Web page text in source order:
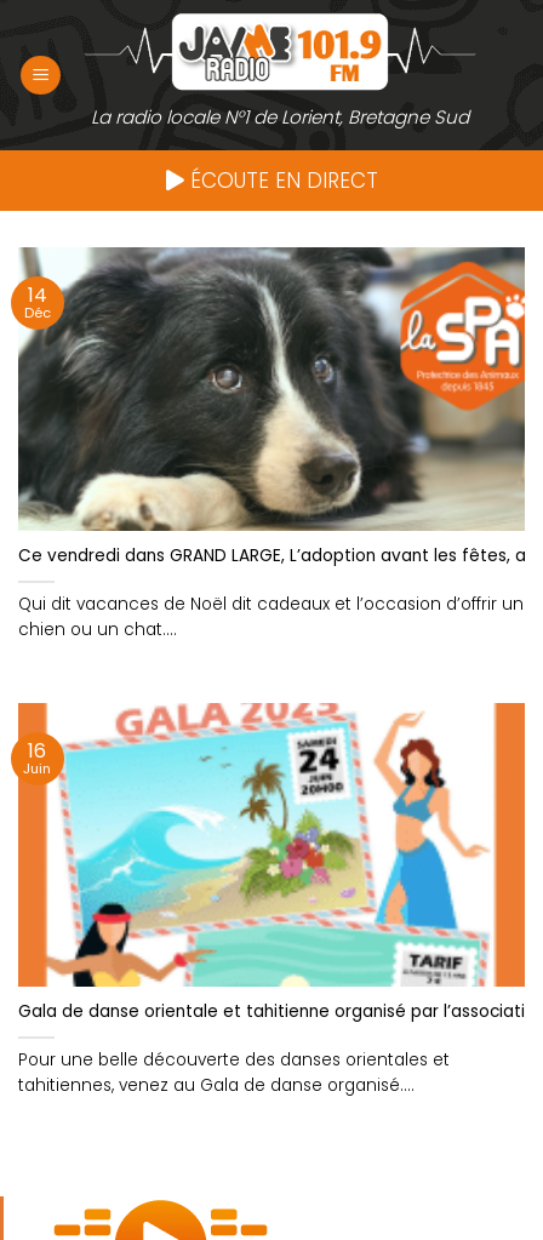
contenu
La radio locale N°1 de Lorient, Bretagne Sud
ÉCOUTE EN DIRECT
Ce vendredi dans GRAND LARGE, L’adoption avant les fêtes,
Qui dit vacances de Noël dit cadeaux et l’occasion d’offrir un
chien ou un chat....
14
Déc
Gala de danse orientale et tahitienne organisé par
Pour une belle découverte des danses orientales et
tahitiennes, venez au Gala de danse organisé....
16
Juin